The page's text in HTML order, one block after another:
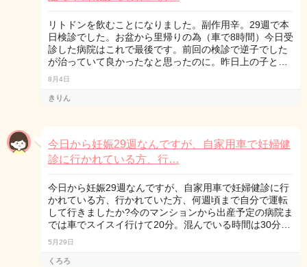
リトドンを飲むことになりました。副作用辛。29週で本
日検診でした。お盆から里帰りの為（車で8時間）今日受
診した病院はこれで最後です。前回の検診で逆子でした
が治っていて良かったなと思ったのに。昨日上の子と…
8月4日
きりん
今日から妊娠29週なんですが、自家用車で妊婦健
診に行かれている方、行…
今日から妊娠29週なんですが、自家用車で妊婦健診に行
かれている方、行かれていた方、何週頃まで自分で運転
して行きましたか?今のマンションから出産予定の病院ま
では車でスイスイ行けて20分。混んでいる時間は30分…
5月29日
くろろ